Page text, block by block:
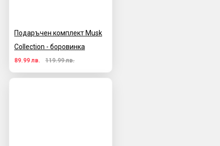
Подаръчен комплект Musk
Collection - боровинка
89.99 лв. 119.99 лв.